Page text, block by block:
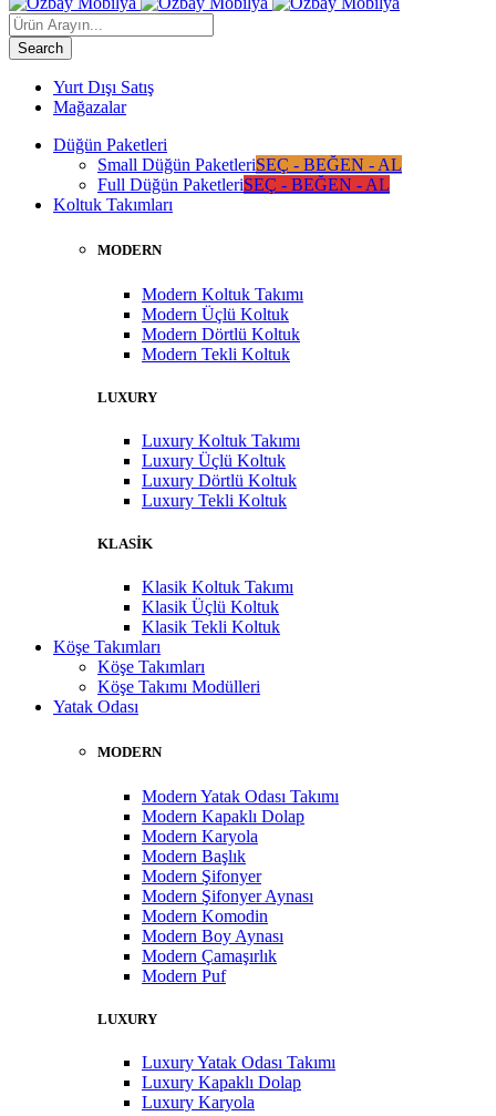
Yurt Dışı Satış
Mağazalar
Düğün Paketleri
Small Düğün PaketleriSEÇ - BEĞEN - AL
Full Düğün PaketleriSEÇ - BEĞEN - AL
Koltuk Takımları
MODERN
Modern Koltuk Takımı
Modern Üçlü Koltuk
Modern Dörtlü Koltuk
Modern Tekli Koltuk
LUXURY
Luxury Koltuk Takımı
Luxury Üçlü Koltuk
Luxury Dörtlü Koltuk
Luxury Tekli Koltuk
KLASİK
Klasik Koltuk Takımı
Klasik Üçlü Koltuk
Klasik Tekli Koltuk
Köşe Takımları
Köşe Takımları
Köşe Takımı Modülleri
Yatak Odası
MODERN
Modern Yatak Odası Takımı
Modern Kapaklı Dolap
Modern Karyola
Modern Başlık
Modern Şifonyer
Modern Şifonyer Aynası
Modern Komodin
Modern Boy Aynası
Modern Çamaşırlık
Modern Puf
LUXURY
Luxury Yatak Odası Takımı
Luxury Kapaklı Dolap
Luxury Karyola